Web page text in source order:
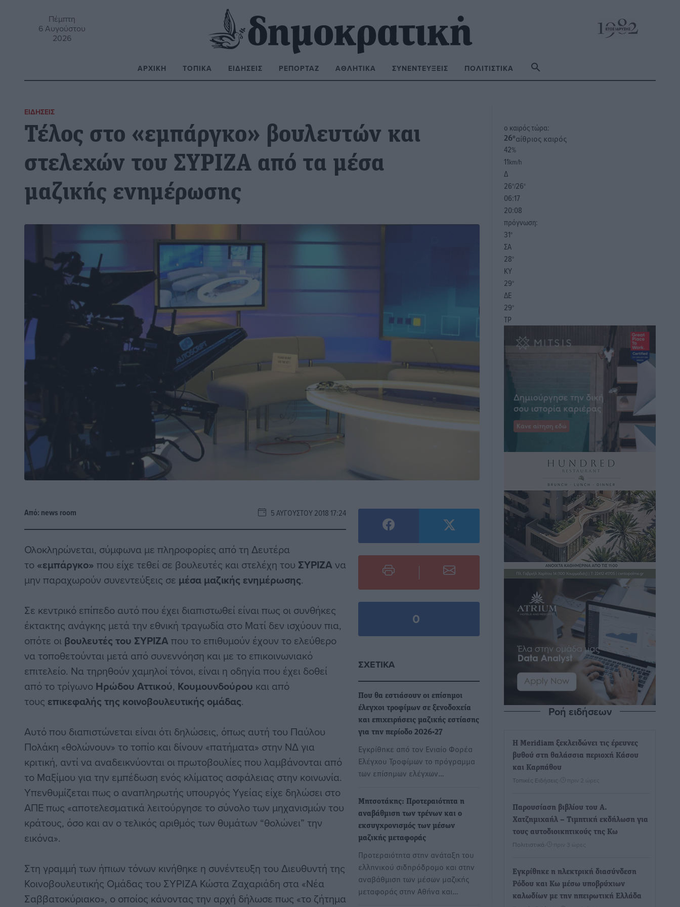
Πέμπτη
6 Αυγούστου
2026
ΑΡΧΙΚΉ ΤΟΠΙΚΆ ΕΙΔΉΣΕΙΣ ΡΕΠΟΡΤΆΖ ΑΘΛΗΤΙΚΆ ΣΥΝΕΝΤΕΎΞΕΙΣ ΠΟΛΙΤΙΣΤΙΚΆ
ΕΙΔΉΣΕΙΣ
Τέλος στο «εμπάργκο» βουλευτών και
στελεχών του ΣΥΡΙΖΑ από τα μέσα
μαζικής ενημέρωσης
Από: news room 5 ΑΥΓΟΎΣΤΟΥ 2018 17:24
Ολοκληρώνεται, σύμφωνα με πληροφορίες από τη Δευτέρα
το «εμπάργκο» που είχε τεθεί σε βουλευτές και στελέχη του ΣΥΡΙΖΑνα
μην παραχωρούν συνεντεύξεις σε μέσα μαζικής ενημέρωσης.
Σε κεντρικό επίπεδο αυτό που έχει διαπιστωθεί είναι πως οι συνθήκες
έκτακτης ανάγκης μετά την εθνική τραγωδία στο Ματί δεν ισχύουν πια,
οπότε οι βουλευτές του ΣΥΡΙΖΑπου το επιθυμούν έχουν το ελεύθερο
να τοποθετούνται μετά από συνεννόηση και με το επικοινωνιακό
επιτελείο. Να τηρηθούν χαμηλοί τόνοι, είναι η οδηγία που έχει δοθεί
από το τρίγωνο Ηρώδου Αττικού, Κουμουνδούρου και από
τους επικεφαλής της κοινοβουλευτικής ομάδας.
Αυτό που διαπιστώνεται είναι ότι δηλώσεις, όπως αυτή του Παύλου
Πολάκη «θολώνουν» το τοπίο και δίνουν «πατήματα» στην ΝΔ για
κριτική, αντί να αναδεικνύονται οι πρωτοβουλίες που λαμβάνονται από
το Μαξίμου για την εμπέδωση ενός κλίματος ασφάλειας στην κοινωνία.
Υπενθυμίζεται πως ο αναπληρωτής υπουργός Υγείας είχε δηλώσει στο
ΑΠΕ πως «αποτελεσματικά λειτούργησε το σύνολο των μηχανισμών του
κράτους, όσο και αν ο τελικός αριθμός των θυμάτων “θολώνει” την
εικόνα».
Στη γραμμή των ήπιων τόνων κινήθηκε η συνέντευξη του Διευθυντή της
Κοινοβουλευτικής Ομάδας του ΣΥΡΙΖΑ Κώστα Ζαχαριάδη στα «Νέα
Σαββατοκύριακο», ο οποίος κάνοντας την αρχή δήλωσε πως «το ζήτημα
0
ΣΧΕΤΙΚΆ
Που θα εστιάσουν οι επίσημοι
έλεγχοι τροφίμων σε ξενοδοχεία
και επιχειρήσεις μαζικής εστίασης
για την περίοδο 2026-27
Εγκρίθηκε από τον Ενιαίο Φορέα
Ελέγχου Τροφίμων το πρόγραμμα
των επίσημων ελέγχων…
Mητσοτάκης: Προτεραιότητα η
αναβάθμιση των τρένων και ο
εκσυγχρονισμός των μέσων
μαζικής μεταφοράς
Προτεραιότητα στην ανάταξη του
ελληνικού σιδηρόδρομο και στην
αναβάθμιση των μέσων μαζικής
μεταφοράς στην Αθήνα και…
o καιρός τώρα:
26°αίθριος καιρός
42%
11km/h
Δ
26°/26°
06:17
20:08
πρόγνωση:
31°
ΣΑ
28°
ΚΥ
29°
ΔΕ
29°
ΤΡ
Ροή ειδήσεων
Η Meridiam ξεκλειδώνει τις έρευνες
βυθού στη θαλάσσια περιοχή Κάσου
και Καρπάθου
Τοπικές Ειδήσεις πριν 2 ώρες
Παρουσίαση βιβλίου του Α.
Χατζημιχαήλ – Τιμητική εκδήλωση για
τους αυτοδιοικητικούς της Κω
Πολιτιστικά πριν 3 ώρες
Εγκρίθηκε η ηλεκτρική διασύνδεση
Ρόδου και Κω μέσω υποβρύχιων
καλωδίων με την ηπειρωτική Ελλάδα